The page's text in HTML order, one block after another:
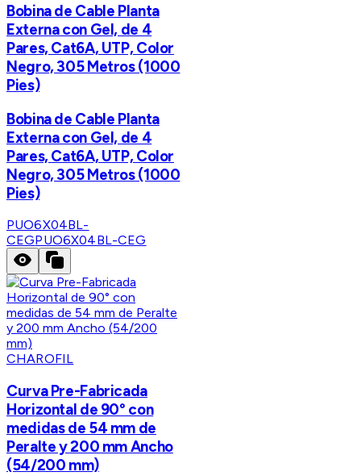
Bobina de Cable Planta
Externa con Gel, de 4
Pares, Cat6A, UTP, Color
Negro, 305 Metros (1000
Pies)
Bobina de Cable Planta
Externa con Gel, de 4
Pares, Cat6A, UTP, Color
Negro, 305 Metros (1000
Pies)
PUO6X04BL-
CEGPUO6X04BL-CEG
CHAROFIL
Curva Pre-Fabricada
Horizontal de 90° con
medidas de 54 mm de
Peralte y 200 mm Ancho
(54/200 mm)